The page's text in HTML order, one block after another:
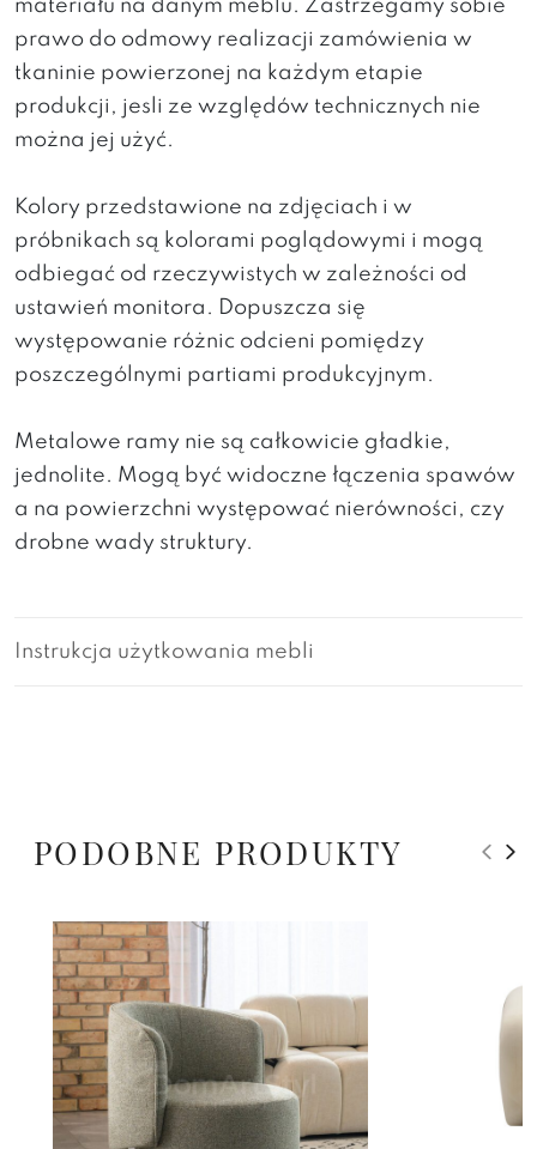
materiału na danym meblu. Zastrzegamy sobie
prawo do odmowy realizacji zamówienia w
tkaninie powierzonej na każdym etapie
produkcji, jesli ze względów technicznych nie
można jej użyć.
Kolory przedstawione na zdjęciach i w
próbnikach są kolorami poglądowymi i mogą
odbiegać od rzeczywistych w zależności od
ustawień monitora. Dopuszcza się
występowanie różnic odcieni pomiędzy
poszczególnymi partiami produkcyjnym.
Metalowe ramy nie są całkowicie gładkie,
jednolite. Mogą być widoczne łączenia spawów
a na powierzchni występować nierówności, czy
drobne wady struktury.
Instrukcja użytkowania mebli
PODOBNE PRODUKTY